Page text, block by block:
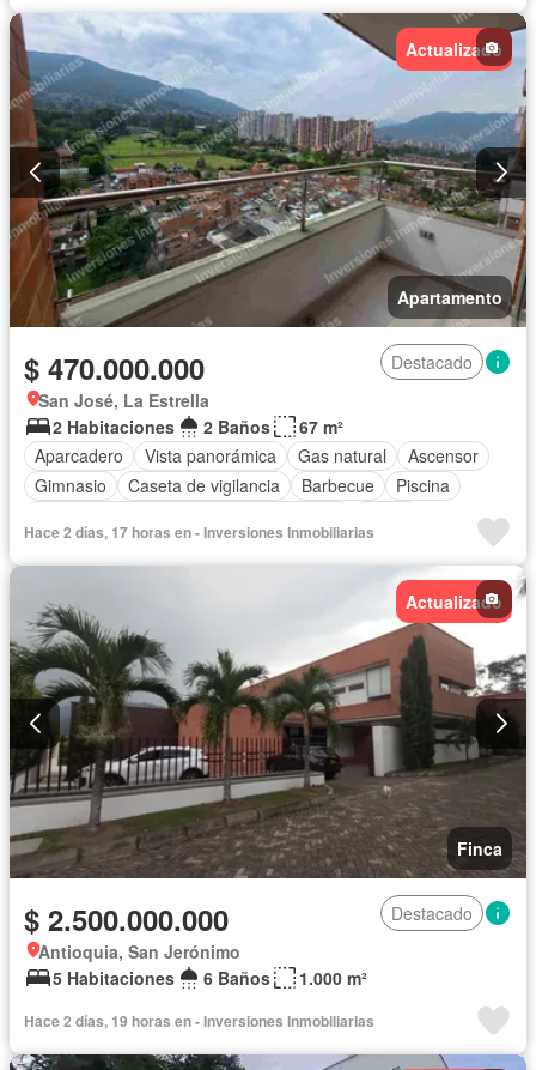
Actualizado
Apartamento
$ 470.000.000
Destacado
San José, La Estrella
2 Habitaciones
2 Baños
67 m²
Aparcadero
Vista panorámica Gas natural
Ascensor
Gimnasio
Caseta de vigilancia Barbecue
Piscina
Cocina integral
Balcón
Hace 2 días, 17 horas en - Inversiones Inmobiliarias
Actualizado
Finca
$ 2.500.000.000
Destacado
Antioquia, San Jerónimo
5 Habitaciones
6 Baños 1.000 m²
Hace 2 días, 19 horas en - Inversiones Inmobiliarias